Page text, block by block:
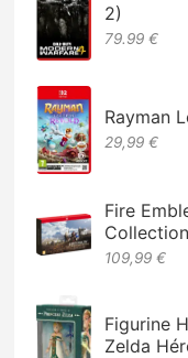
2)
79.99 €
Rayman
29,99 €
Fire
109,99 €
Figurine
Zelda